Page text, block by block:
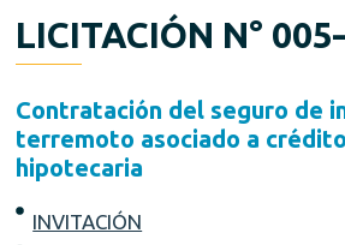
LICITACIÓN N°
Contratación del seguro de
terremoto asociado a
hipotecaria
INVITACIÓN